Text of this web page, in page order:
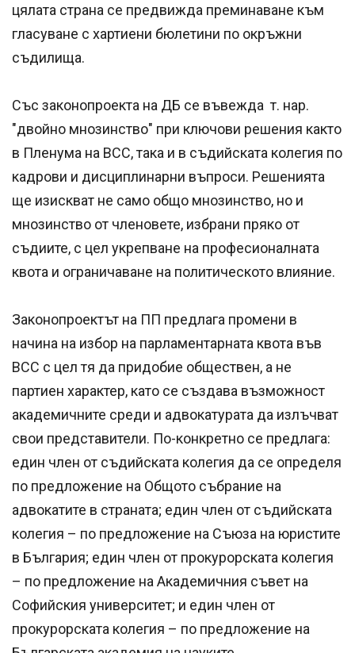
цялата страна се предвижда преминаване към
гласуване с хартиени бюлетини по окръжни
съдилища.
Със законопроекта на ДБ се въвежда т. нар.
"двойно мнозинство" при ключови решения както
в Пленума на ВСС, така и в съдийската колегия по
кадрови и дисциплинарни въпроси. Решенията
ще изискват не само общо мнозинство, но и
мнозинство от членовете, избрани пряко от
съдиите, с цел укрепване на професионалната
квота и ограничаване на политическото влияние.
Законопроектът на ПП предлага промени в
начина на избор на парламентарната квота във
ВСС с цел тя да придобие обществен, а не
партиен характер, като се създава възможност
академичните среди и адвокатурата да излъчват
свои представители. По-конкретно се предлага:
един член от съдийската колегия да се определя
по предложение на Общото събрание на
адвокатите в страната; един член от съдийската
колегия – по предложение на Съюза на юристите
в България; един член от прокурорската колегия
– по предложение на Академичния съвет на
Софийския университет; и един член от
прокурорската колегия – по предложение на